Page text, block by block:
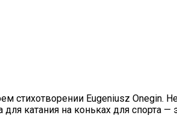
стихотворении Eugeniusz
катания на коньках для спорта